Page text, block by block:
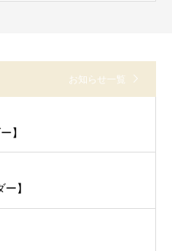
お知らせ一覧
】
】